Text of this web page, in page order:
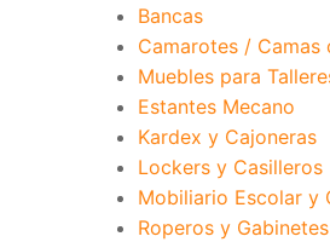
Bancas
Camarotes / Camas
Muebles para
Estantes Mecano
Kardex y Cajoneras
Lockers y Casilleros
Mobiliario Escolar y
Roperos y Gabinetes